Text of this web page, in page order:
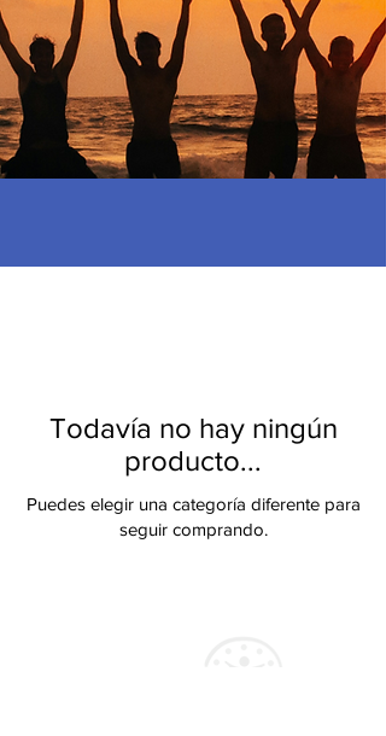
Todavía no hay ningún
producto...
Puedes elegir una categoría diferente para
seguir comprando.